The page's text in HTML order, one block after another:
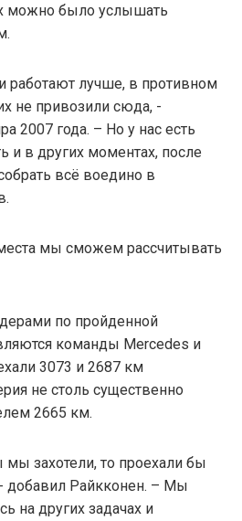
можно было услышать
работают лучше, в противном
не привозили сюда, -
2007 года. – Но у нас есть
и в других моментах, после
всё воедино в
мы сможем рассчитывать
по пройденной
команды Mercedes и
3073 и 2687 км
не столь существенно
2665 км.
мы захотели, то проехали бы
добавил Райкконен. – Мы
на других задачах и